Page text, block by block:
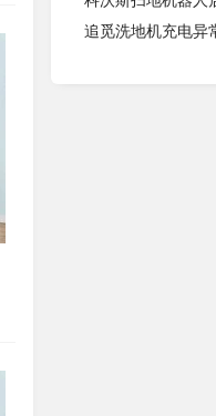
追觅洗地机充电异